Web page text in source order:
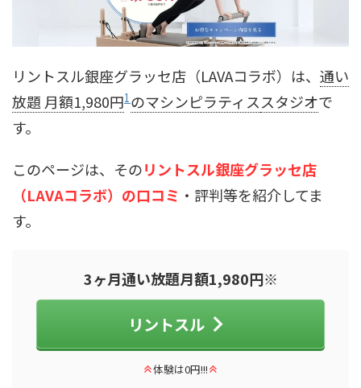
リントスル銀座グラッセ店（LAVAコラボ）は、 通い
放題 月額1,980円1のマシンピラティススタジオで
す。
このページは、そのリントスル銀座グラッセ店
（LAVAコラボ）の口コミ ・評判等を紹介してま
す。
3ヶ月通い放題月額1,980円※
リントスル
体験は0円!!!